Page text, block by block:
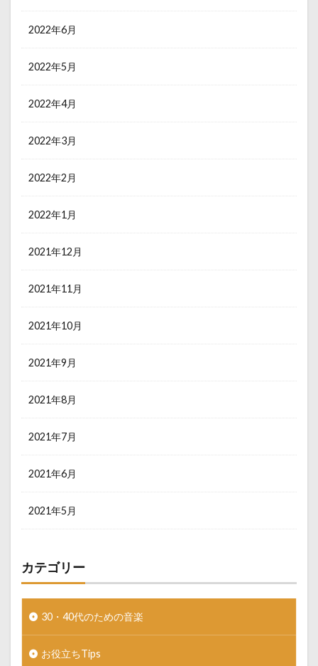
2022年6月
2022年5月
2022年4月
2022年3月
2022年2月
2022年1月
2021年12月
2021年11月
2021年10月
2021年9月
2021年8月
2021年7月
2021年6月
2021年5月
カテゴリー
30・40代のための音楽
お役立ちTips